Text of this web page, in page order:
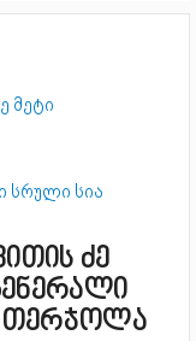
მეტი
სრული სია
ძე
თერჯოლა